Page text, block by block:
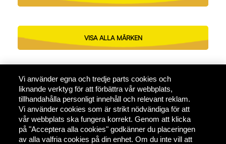
VISA ALLA MÄRKEN
Vi använder egna och tredje parts cookies och
liknande verktyg för att förbättra vår webbplats,
tillhandahålla personligt innehåll och relevant reklam.
Vi använder cookies som är strikt nödvändiga för att
vår webbplats ska fungera korrekt. Genom att klicka
på "Acceptera alla cookies" godkänner du placeringen
av alla valfria cookies på din enhet. Om du inte vill att